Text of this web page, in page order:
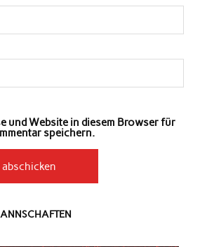
und Website in diesem Browser für
speichern.